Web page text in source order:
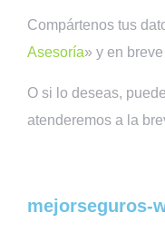
Compártenos tus
Asesoría» y en
O si lo deseas,
atenderemos a la
mejorseguros-